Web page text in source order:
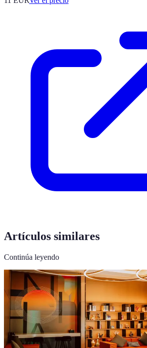
Artículos similares
Continúa leyendo